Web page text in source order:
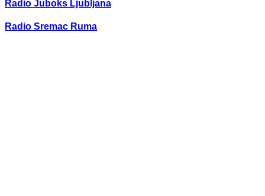
Radio Juboks Ljubljana
Radio Sremac Ruma